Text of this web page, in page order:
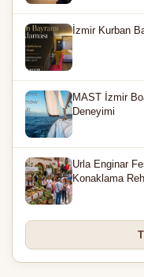
İzmir Kurban
MAST İzmir
Deneyimi
Urla Enginar
Konaklama